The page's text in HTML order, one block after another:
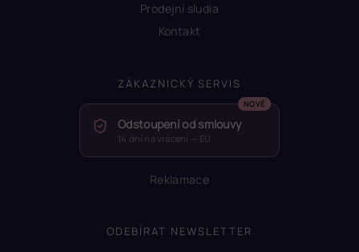
Prodejní sludia
Kontakt
ZÁKAZNICKÝ SERVIS
Odstoupení od smlouvy
14 dní na vrácení — EU
Reklamace
ODEBÍRAT NEWSLETTER